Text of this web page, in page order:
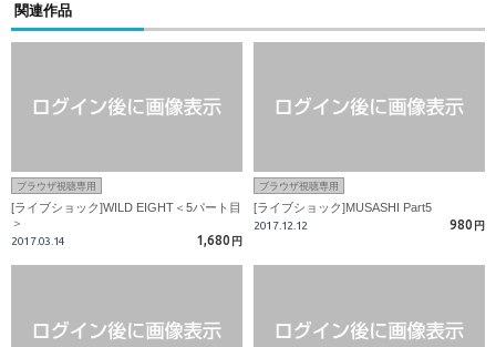
関連作品
ブラウザ視聴専用
[ライブショック]WILD EIGHT＜5パート目
＞
2017.03.14 1,680 円
ブラウザ視聴専用
[ライブショック]MUSASHI Part5
2017.12.12 980 円